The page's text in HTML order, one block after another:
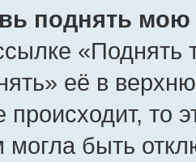
поднять мою
«Поднять
её в
происходит, то
могла быть